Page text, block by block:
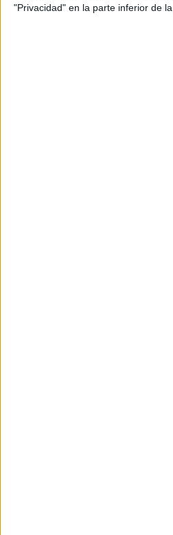
"Privacidad" en la parte inferior de
Nuestros entornos dejan poco